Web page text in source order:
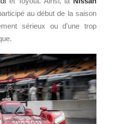
au début de la saison
sérieux ou d’une trop